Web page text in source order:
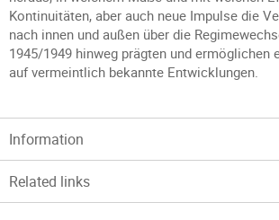
Kontinuitäten, aber auch neue Impulse die
nach innen und außen über die
1945/1949 hinweg prägten und ermöglichen
auf vermeintlich bekannte Entwicklungen.
Information
Related links